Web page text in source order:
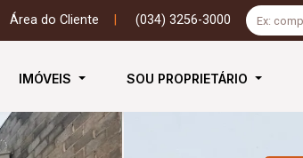
Área do Cliente (034) 3256-3000
IMÓVEIS SOU PROPRIETÁRIO